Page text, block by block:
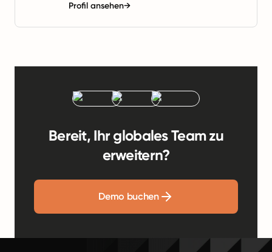
Profil ansehen→
Bereit, Ihr globales Team zu
erweitern?
Demo buchen